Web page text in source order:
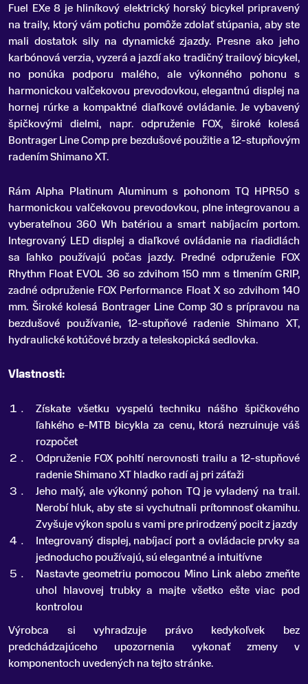
Fuel EXe 8 je hliníkový elektrický horský bicykel pripravený
na traily, ktorý vám potichu pomôže zdolať stúpania, aby ste
mali dostatok sily na dynamické zjazdy. Presne ako jeho
karbónová verzia, vyzerá a jazdí ako tradičný trailový bicykel,
no ponúka podporu malého, ale výkonného pohonu s
harmonickou valčekovou prevodovkou, elegantnú displej na
hornej rúrke a kompaktné diaľkové ovládanie. Je vybavený
špičkovými dielmi, napr. odpruženie FOX, široké kolesá
Bontrager Line Comp pre bezdušové použitie a 12-stupňovým
radením Shimano XT.
Rám Alpha Platinum Aluminum s pohonom TQ HPR50 s
harmonickou valčekovou prevodovkou, plne integrovanou a
vyberateľnou 360 Wh batériou a smart nabíjacím portom.
Integrovaný LED displej a diaľkové ovládanie na riadidlách
sa ľahko používajú počas jazdy. Predné odpruženie FOX
Rhythm Float EVOL 36 so zdvihom 150 mm s tlmením GRIP,
zadné odpruženie FOX Performance Float X so zdvihom 140
mm. Široké kolesá Bontrager Line Comp 30 s prípravou na
bezdušové používanie, 12-stupňové radenie Shimano XT,
hydraulické kotúčové brzdy a teleskopická sedlovka.
Vlastnosti:
Získate všetku vyspelú techniku nášho špičkového
ľahkého e-MTB bicykla za cenu, ktorá nezruinuje váš
rozpočet
Odpruženie FOX pohltí nerovnosti trailu a 12-stupňové
radenie Shimano XT hladko radí aj pri záťaži
Jeho malý, ale výkonný pohon TQ je vyladený na trail.
Nerobí hluk, aby ste si vychutnali prítomnosť okamihu.
Zvyšuje výkon spolu s vami pre prirodzený pocit z jazdy
Integrovaný displej, nabíjací port a ovládacie prvky sa
jednoducho používajú, sú elegantné a intuitívne
Nastavte geometriu pomocou Mino Link alebo zmeňte
uhol hlavovej trubky a majte všetko ešte viac pod
kontrolou
Výrobca si vyhradzuje právo kedykoľvek bez
predchádzajúceho upozornenia vykonať zmeny v
komponentoch uvedených na tejto stránke.